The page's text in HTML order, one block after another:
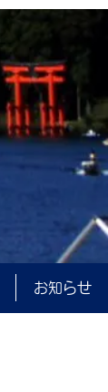
お知らせ